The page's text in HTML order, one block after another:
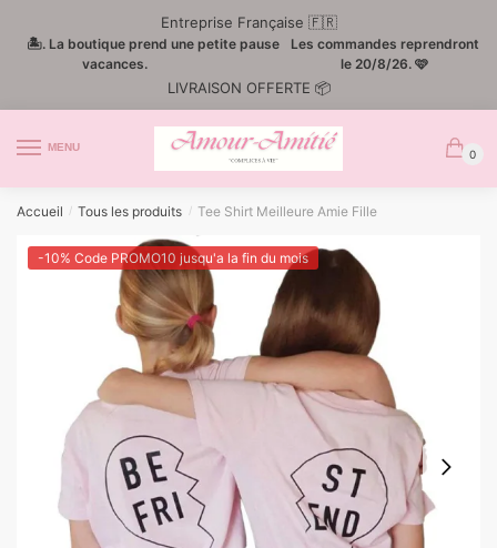
Entreprise Française 🇫🇷
🏝️. La boutique prend une petite pause
vacances.
Les commandes reprendront
le 20/8/26. 🩷
LIVRAISON OFFERTE 📦
MENU
0
Accueil / Tous les produits / Tee Shirt Meilleure Amie Fille
-10% Code PROMO10 jusqu'a la fin du mois